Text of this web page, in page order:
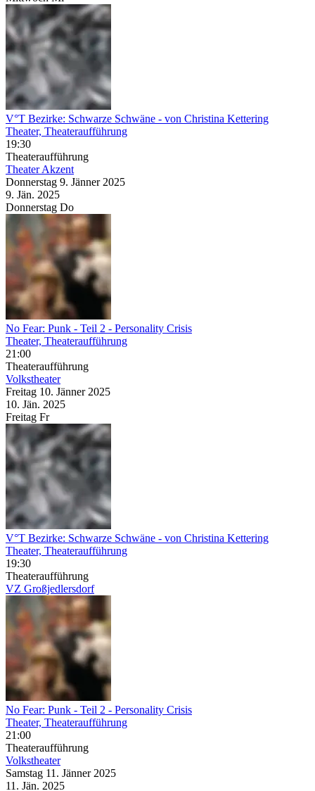
V°T Bezirke: Schwarze Schwäne - von Christina Kettering
Theater, Theateraufführung
19:30
Theateraufführung
Theater Akzent
Donnerstag 9. Jänner 2025
9. Jän. 2025
Donnerstag Do
No Fear: Punk - Teil 2 - Personality Crisis
Theater, Theateraufführung
21:00
Theateraufführung
Volkstheater
Freitag 10. Jänner 2025
10. Jän. 2025
Freitag Fr
V°T Bezirke: Schwarze Schwäne - von Christina Kettering
Theater, Theateraufführung
19:30
Theateraufführung
VZ Großjedlersdorf
No Fear: Punk - Teil 2 - Personality Crisis
Theater, Theateraufführung
21:00
Theateraufführung
Volkstheater
Samstag 11. Jänner 2025
11. Jän. 2025